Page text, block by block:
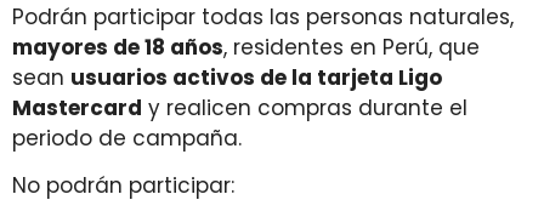
Podrán participar todas las personas naturales,
mayores de 18 años, residentes en Perú, que
sean usuarios activos de la tarjeta Ligo
Mastercard y realicen compras durante el
periodo de campaña.
No podrán participar: